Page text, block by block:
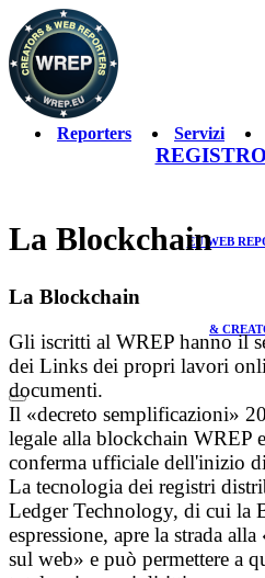
EU WEB
&
Reporters Servizi
La Blockchain
La Blockchain
Gli iscritti al WREP hanno il
dei Links dei propri lavori
documenti.
Il «decreto semplificazioni»
legale alla blockchain WREP
conferma ufficiale dell'inizio
La tecnologia dei registri
Ledger Technology, di cui la
espressione, apre la strada
sul web» e può permettere a